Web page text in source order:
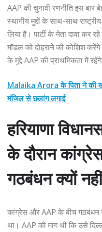
AAP की चुनावी रणनीति इस बार
स्थानीय मुद्दों के साथ-साथ
लिया है। पार्टी के नेता दावा कर
मॉडल को दोहराने की कोशिश
के मुद्दे AAP की प्राथमिकता में
Malaika Arora के पिता ने की
मंजिल से छलांग लगाई
हरियाणा
के दौरान
गठबंधन क्यों
कांग्रेस और AAP के बीच गठबंधन
था। AAP की मांग थी कि उसे